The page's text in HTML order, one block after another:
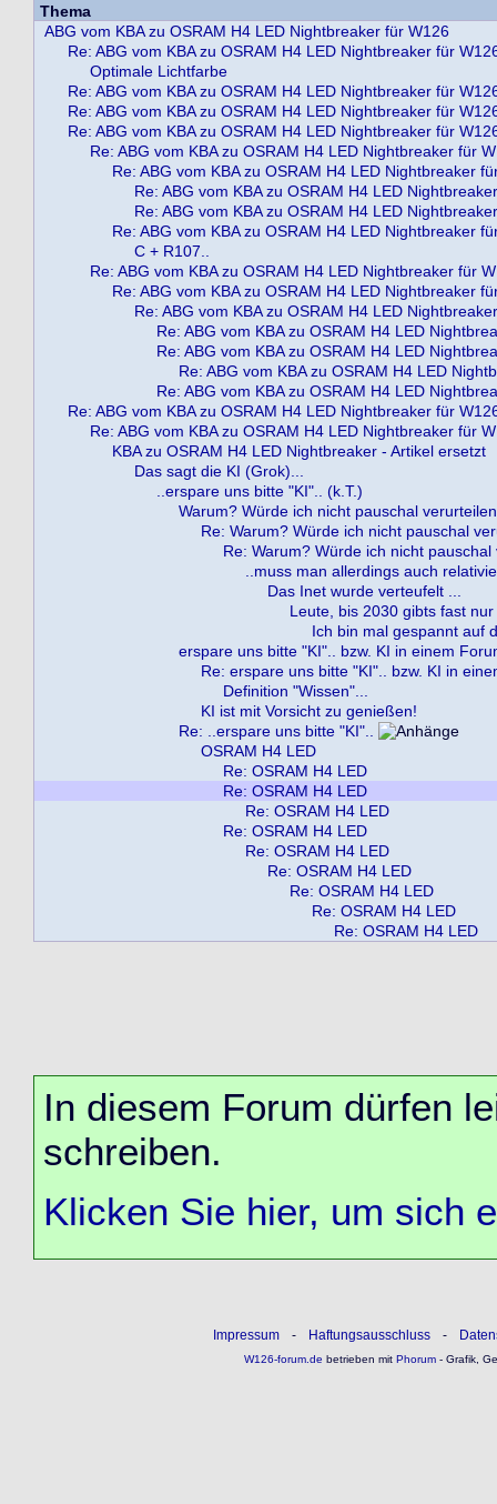
Thema
ABG vom KBA zu OSRAM H4 LED Nightbreaker für W126
Re: ABG vom KBA zu OSRAM H4 LED Nightbreaker für
Optimale Lichtfarbe
Re: ABG vom KBA zu OSRAM H4 LED Nightbreaker für
Re: ABG vom KBA zu OSRAM H4 LED Nightbreaker für
Re: ABG vom KBA zu OSRAM H4 LED Nightbreaker für
Re: ABG vom KBA zu OSRAM H4 LED Nightbreaker für
Re: ABG vom KBA zu OSRAM H4 LED Nightbreaker
Re: ABG vom KBA zu OSRAM H4 LED
Re: ABG vom KBA zu OSRAM H4 LED
Re: ABG vom KBA zu OSRAM H4 LED Nightbreaker
C + R107..
Re: ABG vom KBA zu OSRAM H4 LED Nightbreaker für
Re: ABG vom KBA zu OSRAM H4 LED Nightbreaker
Re: ABG vom KBA zu OSRAM H4 LED
Re: ABG vom KBA zu OSRAM H4 LED
Re: ABG vom KBA zu OSRAM H4 LED
Re: ABG vom KBA zu OSRAM H4 LED
Re: ABG vom KBA zu OSRAM H4 LED
Re: ABG vom KBA zu OSRAM H4 LED Nightbreaker für
Re: ABG vom KBA zu OSRAM H4 LED Nightbreaker für
KBA zu OSRAM H4 LED Nightbreaker - Artikel ersetzt
Das sagt die KI (Grok)...
..erspare uns bitte "KI".. (k.T.)
Warum? Würde ich nicht pauschal
Re: Warum? Würde ich nicht pauschal
Re: Warum? Würde ich nicht
..muss man allerdings auch
Das Inet wurde verteufelt ...
Leute, bis 2030 gibts fast
Ich bin mal gespannt auf
erspare uns bitte "KI".. bzw. KI in einem
Re: erspare uns bitte "KI".. bzw. KI in
Definition "Wissen"...
KI ist mit Vorsicht zu genießen!
Re: ..erspare uns bitte "KI"..
OSRAM H4 LED
Re: OSRAM H4 LED
Re: OSRAM H4 LED
Re: OSRAM H4 LED
Re: OSRAM H4 LED
Re: OSRAM H4 LED
Re: OSRAM H4 LED
Re: OSRAM H4 LED
Re: OSRAM H4 LED
Re: OSRAM H4 LED
In diesem Forum dürfen
schreiben.
Klicken Sie hier, um sich
Impressum - Haftungsausschluss -
W126-forum.de betrieben mitPhorum- Grafik,